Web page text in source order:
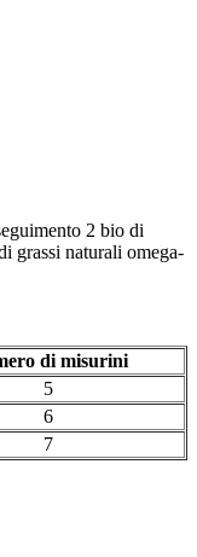
2 bio di
grassi naturali omega-
di misurini
5
6
7